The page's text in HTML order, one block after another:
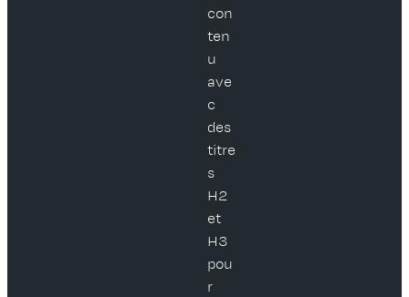
con
ten
u
ave
c
des
titre
s
H2
et
H3
pou
r